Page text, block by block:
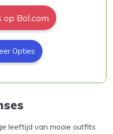
op Bol.com
Opties
leeftijd van mooie outfits